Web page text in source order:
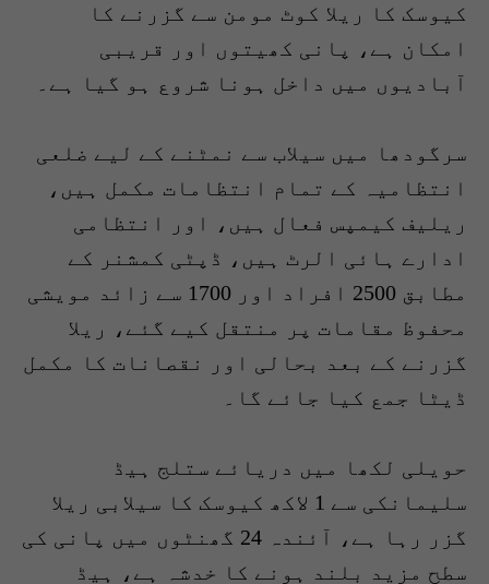
کیوسک کا ریلا کوٹ مومن سے گزرنے کا
امکان ہے، پانی کھیتوں اور قریبی
آبادیوں میں داخل ہونا شروع ہو گیا ہے۔
سرگودھا میں سیلاب سے نمٹنے کے لیے ضلعی
انتظامیہ کے تمام انتظامات مکمل ہیں،
ریلیف کیمپس فعال ہیں، اور انتظامی
ادارے ہائی الرٹ ہیں، ڈپٹی کمشنر کے
مطابق 2500 افراد اور 1700 سے زائد مویشی
محفوظ مقامات پر منتقل کیے گئے، ریلا
گزرنے کے بعد بحالی اور نقصانات کا مکمل
ڈیٹا جمع کیا جائے گا۔
حویلی لکھا میں دریائے ستلج ہیڈ
سلیمانکی سے 1 لاکھ کیوسک کا سیلابی ریلا
گزر رہا ہے، آئندہ 24 گھنٹوں میں پانی کی
سطح مزید بلند ہونے کا خدشہ ہے، ہیڈ